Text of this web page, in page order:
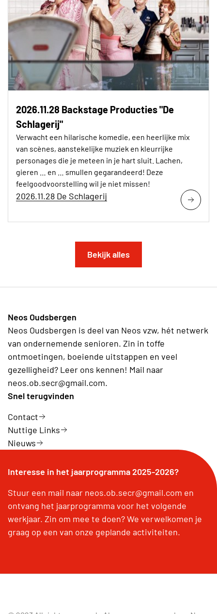
2026.11.28 Backstage Producties "De
Schlagerij"
Verwacht een hilarische komedie, een heerlijke mix
van scènes, aanstekelijke muziek en kleurrijke
personages die je meteen in je hart sluit. Lachen,
gieren … en … smullen gegarandeerd! Deze
feelgoodvoorstelling wil je niet missen!
2026.11.28 De Schlagerij
Bekijk alles
Neos Oudsbergen
Neos Oudsbergen is deel van Neos vzw, hét netwerk
van ondernemende senioren. Zin in toffe
ontmoetingen, boeiende uitstappen en veel
gezelligheid? Leer ons kennen! Mail naar
neos.ob.secr@gmail.com.
Snel terugvinden
Contact
Nuttige Links
Nieuws
Interesse in het jaarprogramma 2025-2026?
Stuur een mail naar neos.ob.secr@gmail.com en
ontvang het jaarprogramma voor het volgende
werkjaar. Zin om mee te doen? We verwelkomen je
graag op een van onze geplande activiteiten.